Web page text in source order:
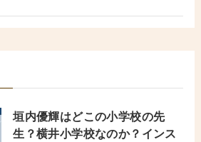
垣内優輝はどこの小学校の先
生？横井小学校なのか？インス